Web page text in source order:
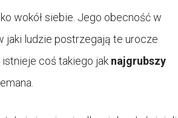
wokół siebie. Jego obecność w
jaki ludzie postrzegają te urocze
coś takiego jak najgrubszy